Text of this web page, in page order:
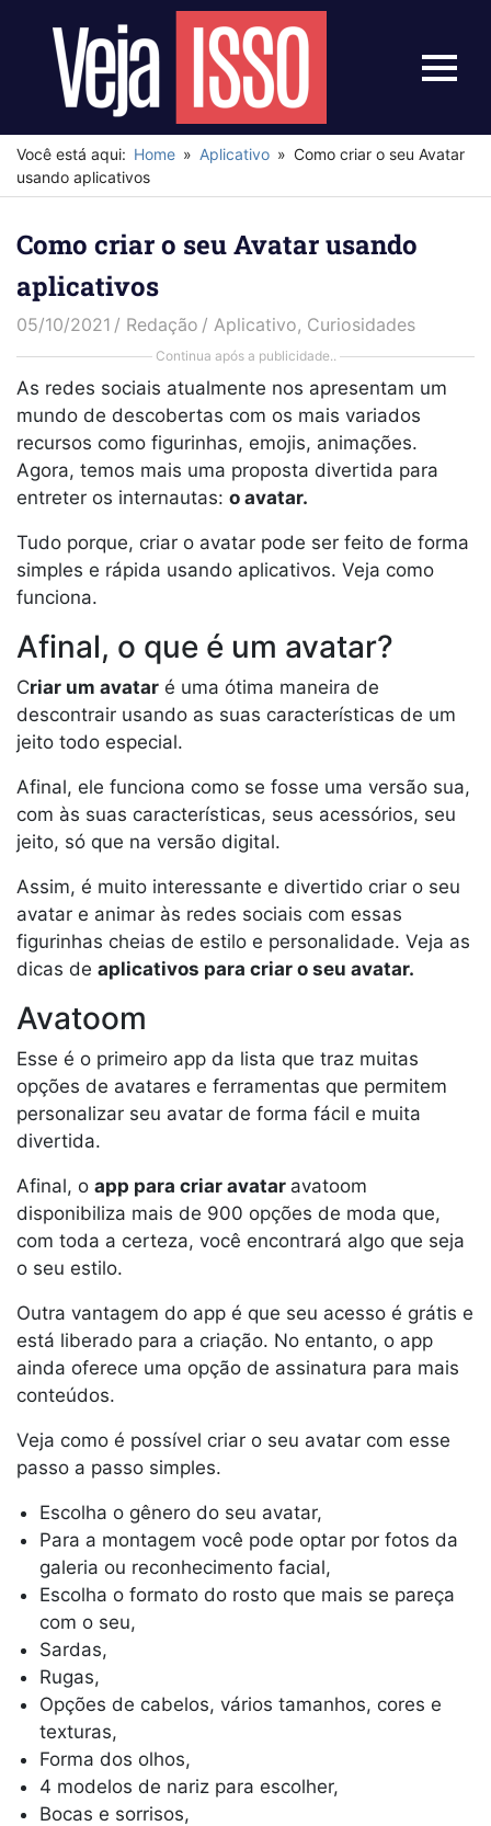
content
Veja
Isso
Menu
Você está aqui: Home Aplicativo
Como criar o seu Avatar
usando aplicativos
Como criar o seu Avatar usando
aplicativos
05/10/2021 Redação Aplicativo, Curiosidades
Continua após a publicidade..
As redes sociais atualmente nos apresentam um
mundo de descobertas com os mais variados
recursos como figurinhas, emojis, animações.
Agora, temos mais uma proposta divertida para
entreter os internautas: o avatar.
Tudo porque, criar o avatar pode ser feito de forma
simples e rápida usando aplicativos. Veja como
funciona.
Afinal, o que é um avatar?
Criar um avatar é uma ótima maneira de
descontrair usando as suas características de um
jeito todo especial.
Afinal, ele funciona como se fosse uma versão sua,
com às suas características, seus acessórios, seu
jeito, só que na versão digital.
Assim, é muito interessante e divertido criar o seu
avatar e animar às redes sociais com essas
figurinhas cheias de estilo e personalidade. Veja as
dicas de aplicativos para criar o seu avatar.
Avatoom
Esse é o primeiro app da lista que traz muitas
opções de avatares e ferramentas que permitem
personalizar seu avatar de forma fácil e muita
divertida.
Afinal, o app para criar avatar avatoom
disponibiliza mais de 900 opções de moda que,
com toda a certeza, você encontrará algo que seja
o seu estilo.
Outra vantagem do app é que seu acesso é grátis e
está liberado para a criação. No entanto, o app
ainda oferece uma opção de assinatura para mais
conteúdos.
Veja como é possível criar o seu avatar com esse
passo a passo simples.
Escolha o gênero do seu avatar,
Para a montagem você pode optar por fotos da
galeria ou reconhecimento facial,
Escolha o formato do rosto que mais se pareça
com o seu,
Sardas,
Rugas,
Opções de cabelos, vários tamanhos, cores e
texturas,
Forma dos olhos,
4 modelos de nariz para escolher,
Bocas e sorrisos,